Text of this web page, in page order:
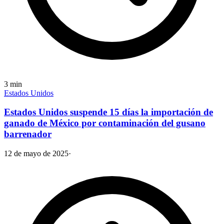
3 min
Estados Unidos
Estados Unidos suspende 15 días la importación de
ganado de México por contaminación del gusano
barrenador
12 de mayo de 2025·